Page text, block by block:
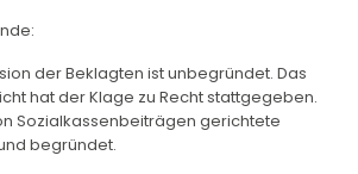
der Beklagten ist unbegründet. Das
hat der Klage zu Recht stattgegeben.
Sozialkassenbeiträgen gerichtete
begründet.